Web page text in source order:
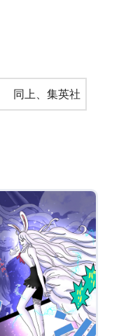
同上、集英社